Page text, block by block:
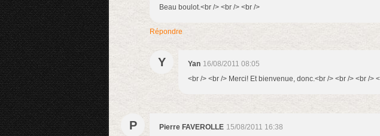
Beau boulot.<br /> <br /> <br />
Répondre
Y Yan 16/08/2011 08:05
<br /> <br /> Merci! Et bienvenue, donc.<br /> <br /> <br />
P Pierre FAVEROLLE 15/08/2011 16:38